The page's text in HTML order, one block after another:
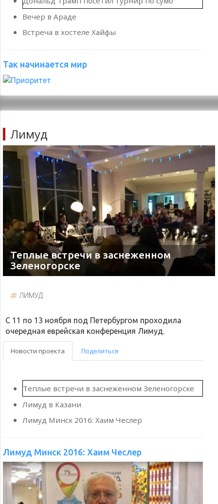
Так начинается мир
Лимуд
Теплые встречи в заснеженном
Зеленогорске
ЛИМУД
очередная еврейская конференция Лимуд.
Новости проекта Поделиться
Теплые встречи в заснеженном Зеленогорске
Лимуд Минск 2016: Хаим Чеслер
Лимуд Минск 2016: Хаим Чеслер